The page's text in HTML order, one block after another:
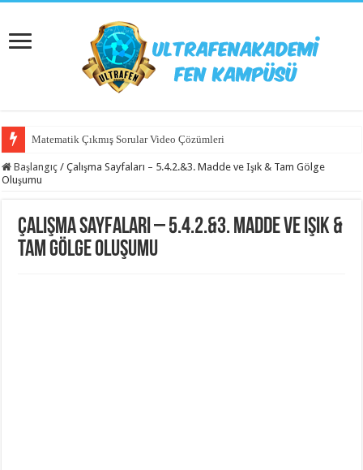
Matematik Çıkmış Sorular Video Çözümleri
Başlangıç / Çalışma Sayfaları – 5.4.2.&3. Madde ve Işık & Tam Gölge
Oluşumu
Çalışma Sayfaları – 5.4.2.&3. Madde ve Işık &
Tam Gölge Oluşumu